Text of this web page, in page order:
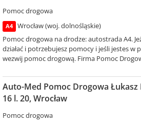
Pomoc drogowa
A4
Wrocław (woj. dolnośląskie)
Pomoc drogowa na drodze: autostrada A4.
działać i potrzebujesz pomocy i jeśli jestes w
wezwij pomoc drogową. Firma Pomoc
Auto-Med Pomoc Drogowa
16 l. 20, Wrocław
Pomoc drogowa